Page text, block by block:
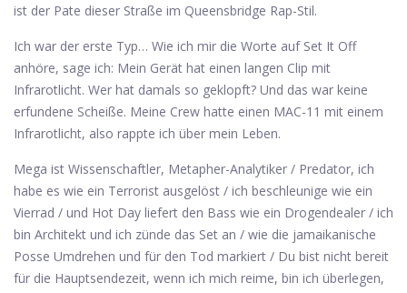
ist der Pate dieser Straße im Queensbridge Rap-Stil.
Ich war der erste Typ… Wie ich mir die Worte auf Set It Off
anhöre, sage ich: Mein Gerät hat einen langen Clip mit
Infrarotlicht. Wer hat damals so geklopft? Und das war keine
erfundene Scheiße. Meine Crew hatte einen MAC-11 mit einem
Infrarotlicht, also rappte ich über mein Leben.
Mega ist Wissenschaftler, Metapher-Analytiker / Predator, ich
habe es wie ein Terrorist ausgelöst / ich beschleunige wie ein
Vierrad / und Hot Day liefert den Bass wie ein Drogendealer / ich
bin Architekt und ich zünde das Set an / wie die jamaikanische
Posse Umdrehen und für den Tod markiert / Du bist nicht bereit
für die Hauptsendezeit, wenn ich mich reime, bin ich überlegen,